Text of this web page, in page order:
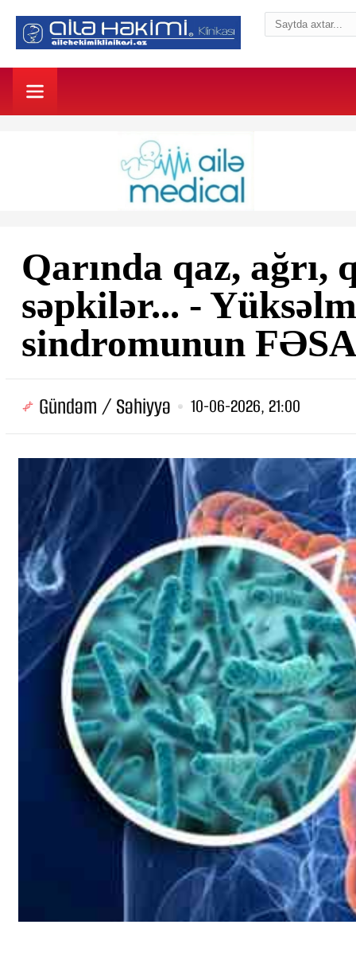
Qarında qaz, ağrı,
səpkilər... -
sindromunun
Gündəm / Səhiyyə 10-06-2026, 21:00